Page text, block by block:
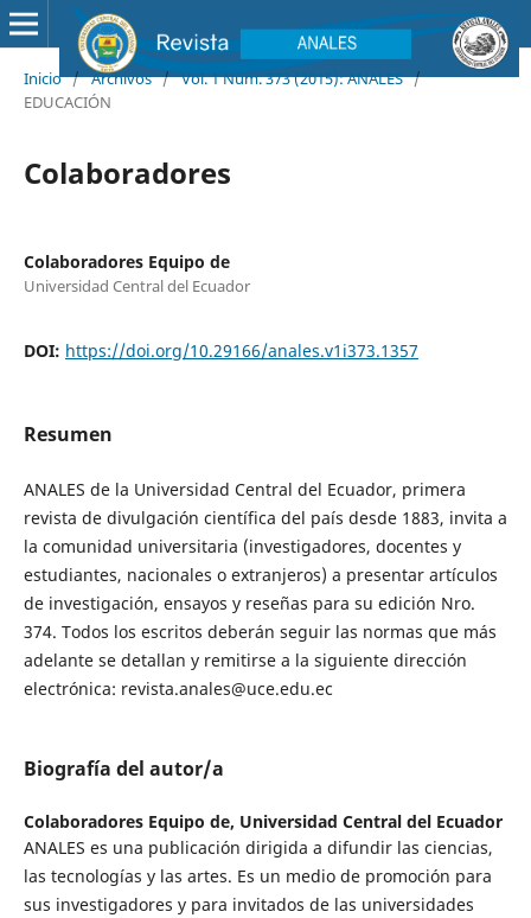
Inicio / Archivos / Vol. 1 Núm. 373 (2015): ANALES /
EDUCACIÓN
Colaboradores
Colaboradores Equipo de
Universidad Central del Ecuador
DOI: https://doi.org/10.29166/anales.v1i373.1357
Resumen
ANALES de la Universidad Central del Ecuador, primera
revista de divulgación científica del país desde 1883, invita a
la comunidad universitaria (investigadores, docentes y
estudiantes, nacionales o extranjeros) a presentar artículos
de investigación, ensayos y reseñas para su edición Nro.
374. Todos los escritos deberán seguir las normas que más
adelante se detallan y remitirse a la siguiente dirección
electrónica: revista.anales@uce.edu.ec
Biografía del autor/a
Colaboradores Equipo de, Universidad Central del Ecuador
ANALES es una publicación dirigida a difundir las ciencias,
las tecnologías y las artes. Es un medio de promoción para
sus investigadores y para invitados de las universidades